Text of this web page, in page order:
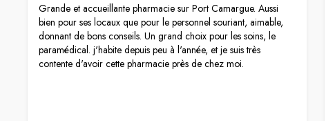
Grande et accueillante pharmacie sur Port Camargue. Aussi
bien pour ses locaux que pour le personnel souriant, aimable,
donnant de bons conseils. Un grand choix pour les soins, le
paramédical. j'habite depuis peu à l'année, et je suis très
contente d'avoir cette pharmacie près de chez moi.